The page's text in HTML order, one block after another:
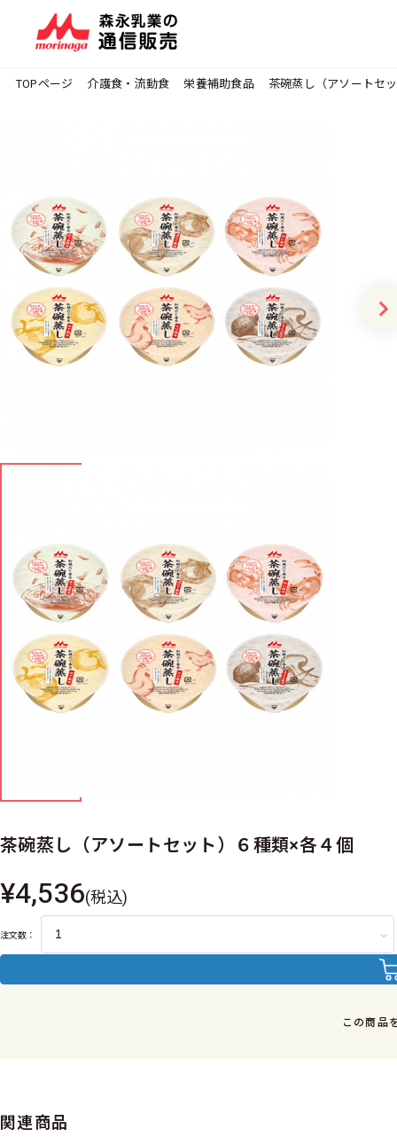
TOPページ 介護食・流動食 栄養補助食品 茶碗蒸し（アソートセ
茶碗蒸し（アソートセット）６種類×各４個
¥4,536(税込)
注文数：
この商品
関連商品